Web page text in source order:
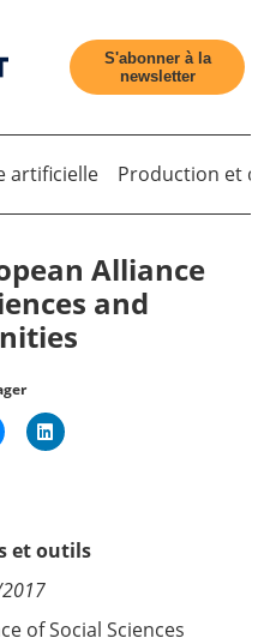
S'abonner à la
newsletter
artificielle Production et
Alliance
and
et outils
of Social Sciences